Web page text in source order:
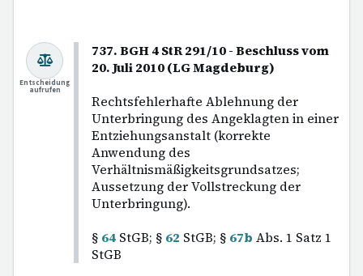
737. BGH 4 StR 291/10 - Beschluss vom
20. Juli 2010 (LG Magdeburg)
Rechtsfehlerhafte Ablehnung der
Unterbringung des Angeklagten in einer
Entziehungsanstalt (korrekte
Anwendung des
Verhältnismäßigkeitsgrundsatzes;
Aussetzung der Vollstreckung der
Unterbringung).
§ 64 StGB; § 62 StGB; § 67b Abs. 1 Satz 1
StGB
Entscheidung
aufrufen